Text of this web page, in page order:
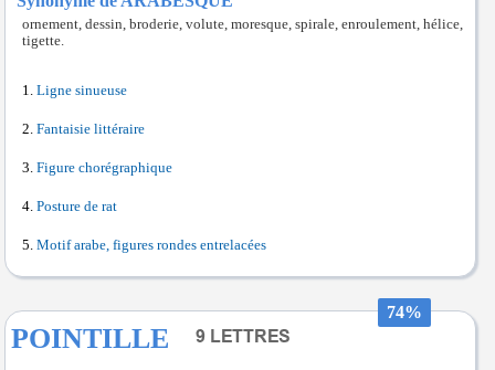
ornement, dessin, broderie, volute, moresque, spirale, enroulement, hélice,
tigette.
Ligne sinueuse
Fantaisie littéraire
Figure chorégraphique
Posture de rat
Motif arabe, figures rondes entrelacées
74%
POINTILLE